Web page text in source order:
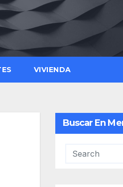
VIVIENDA
Buscar En